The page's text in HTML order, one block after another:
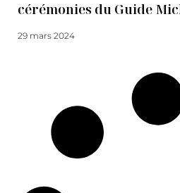
cérémonies du Guide
29 mars 2024